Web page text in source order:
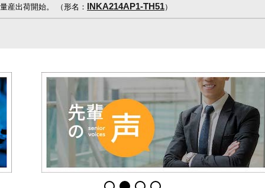
量産出荷開始。 （形名： INKA214AP1-TH51）